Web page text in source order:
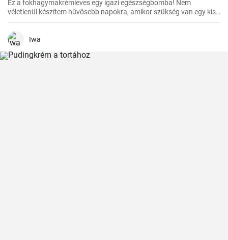
Ez a fokhagymakrémleves egy igazi egészségbomba! Nem
véletlenül készítem hűvösebb napokra, amikor szükség van egy kis
erősítésre. Az elkészítése egyszerű, mégis isteni finom.
Iwa